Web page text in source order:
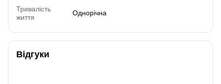
Тривалість
життя
Однорічна
Відгуки